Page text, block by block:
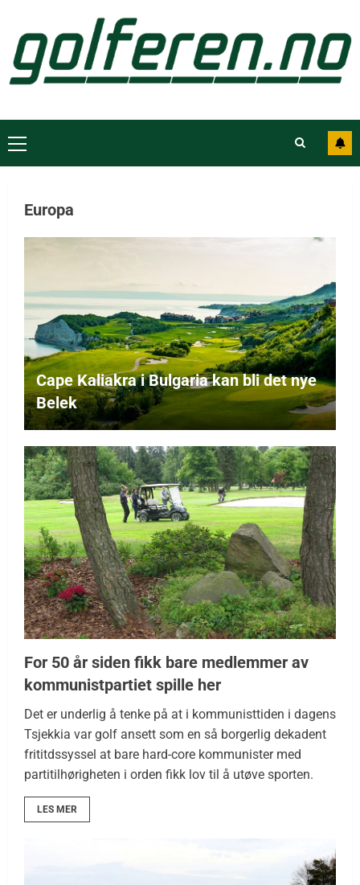
Europa
Cape Kaliakra i Bulgaria kan bli det nye
Belek
For 50 år siden fikk bare medlemmer av
kommunistpartiet spille her
Det er underlig å tenke på at i kommunisttiden i dagens
Tsjekkia var golf ansett som en så borgerlig dekadent
frititdssyssel at bare hard-core kommunister med
partitilhørigheten i orden fikk lov til å utøve sporten.
LES MER